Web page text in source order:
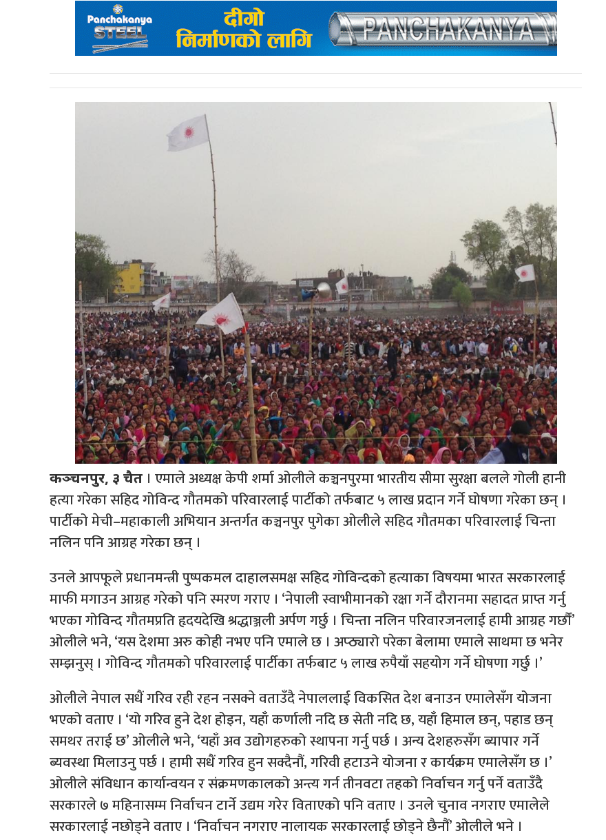
कञ्चनपुर, ३ चैत । एमाले अध्यक्ष केपी शर्मा ओलीले कञ्चनपुरमा भारतीय सीमा सुरक्षा बलले गोली हानी
हत्या गरेका सहिद गोविन्द गौतमको परिवारलाई पार्टीको तर्फबाट ५ लाख प्रदान गर्ने घोषणा गरेका छन् ।
पार्टीको मेची–महाकाली अभियान अन्तर्गत कञ्चनपुर पुगेका ओलीले सहिद गौतमका परिवारलाई चिन्ता
नलिन पनि आग्रह गरेका छन् ।
उनले आपफूले प्रधानमन्त्री पुष्पकमल दाहालसमक्ष सहिद गोविन्दको हत्याका विषयमा भारत सरकारलाई
माफी मगाउन आग्रह गरेको पनि स्मरण गराए । ‘नेपाली स्वाभीमानको रक्षा गर्ने दौरानमा सहादत प्राप्त गर्नु
भएका गोविन्द गौतमप्रति हृदयदेखि श्रद्धाञ्जली अर्पण गर्छु । चिन्ता नलिन परिवारजनलाई हामी आग्रह गर्छौं’
ओलीले भने, ‘यस देशमा अरु कोही नभए पनि एमाले छ । अप्ठ्यारो परेका बेलामा एमाले साथमा छ भनेर
सम्झनुस् । गोविन्द गौतमको परिवारलाई पार्टीका तर्फबाट ५ लाख रुपैयाँ सहयोग गर्ने घोषणा गर्छु ।’
ओलीले नेपाल सधैं गरिव रही रहन नसक्ने वताउँदै नेपाललाई विकसित देश बनाउन एमालेसँग योजना
भएको वताए । ‘यो गरिव हुने देश होइन, यहाँ कर्णाली नदि छ सेती नदि छ, यहाँ हिमाल छन्, पहाड छन्
समथर तराई छ’ ओलीले भने, ‘यहाँ अव उद्योगहरुको स्थापना गर्नु पर्छ । अन्य देशहरुसँग ब्यापार गर्ने
ब्यवस्था मिलाउनु पर्छ । हामी सधैं गरिव हुन सक्दैनौं, गरिवी हटाउने योजना र कार्यक्रम एमालेसँग छ ।’
ओलीले संविधान कार्यान्वयन र संक्रमणकालको अन्त्य गर्न तीनवटा तहको निर्वाचन गर्नु पर्ने वताउँदै
सरकारले ७ महिनासम्म निर्वाचन टार्ने उद्यम गरेर विताएको पनि वताए । उनले चुनाव नगराए एमालेले
सरकारलाई नछोड्ने वताए । ‘निर्वाचन नगराए नालायक सरकारलाई छोड्ने छैनौं’ ओलीले भने ।